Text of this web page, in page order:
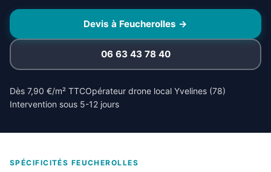
Devis à Feucherolles →
06 63 43 78 40
Dès 7,90 €/m² TTCOpérateur drone local Yvelines (78)
Intervention sous 5-12 jours
SPÉCIFICITÉS FEUCHEROLLES